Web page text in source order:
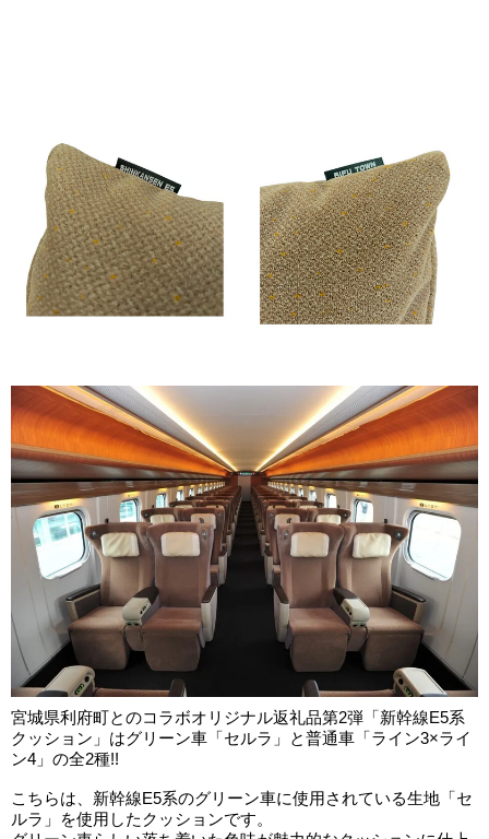
宮城県利府町とのコラボオリジナル返礼品第2弾「新幹線E5系
クッション」はグリーン車「セルラ」と普通車「ライン3×ライ
ン4」の全2種!!
こちらは、新幹線E5系のグリーン車に使用されている生地「セ
ルラ」を使用したクッションです。